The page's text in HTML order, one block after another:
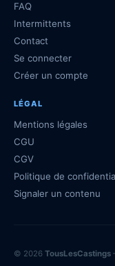
FAQ
Intermittents
Contact
Se connecter
Créer un compte
LÉGAL
Mentions légales
CGU
CGV
Politique de
Signaler un contenu
© 2026 TousLesCastings